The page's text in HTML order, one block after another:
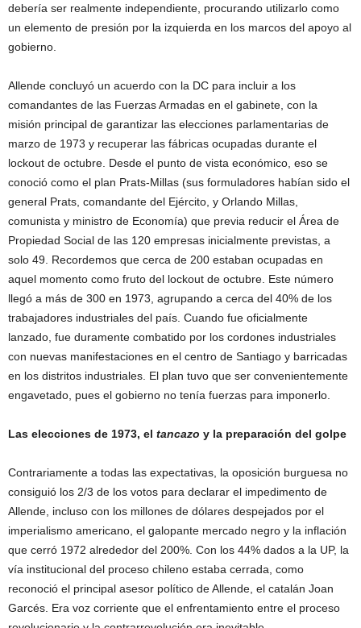
debería ser realmente independiente, procurando utilizarlo como
un elemento de presión por la izquierda en los marcos del apoyo al
gobierno.
Allende concluyó un acuerdo con la DC para incluir a los
comandantes de las Fuerzas Armadas en el gabinete, con la
misión principal de garantizar las elecciones parlamentarias de
marzo de 1973 y recuperar las fábricas ocupadas durante el
lockout de octubre. Desde el punto de vista económico, eso se
conoció como el plan Prats-Millas (sus formuladores habían sido el
general Prats, comandante del Ejército, y Orlando Millas,
comunista y ministro de Economía) que previa reducir el Área de
Propiedad Social de las 120 empresas inicialmente previstas, a
solo 49. Recordemos que cerca de 200 estaban ocupadas en
aquel momento como fruto del lockout de octubre. Este número
llegó a más de 300 en 1973, agrupando a cerca del 40% de los
trabajadores industriales del país. Cuando fue oficialmente
lanzado, fue duramente combatido por los cordones industriales
con nuevas manifestaciones en el centro de Santiago y barricadas
en los distritos industriales. El plan tuvo que ser convenientemente
engavetado, pues el gobierno no tenía fuerzas para imponerlo.
Las elecciones de 1973, el tancazo y la preparación del golpe
Contrariamente a todas las expectativas, la oposición burguesa no
consiguió los 2/3 de los votos para declarar el impedimento de
Allende, incluso con los millones de dólares despejados por el
imperialismo americano, el galopante mercado negro y la inflación
que cerró 1972 alrededor del 200%. Con los 44% dados a la UP, la
vía institucional del proceso chileno estaba cerrada, como
reconoció el principal asesor político de Allende, el catalán Joan
Garcés. Era voz corriente que el enfrentamiento entre el proceso